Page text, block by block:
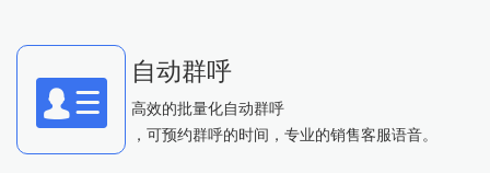
自动群呼
高效的批量化自动群呼
，可预约群呼的时间，专业的销售客服语音。